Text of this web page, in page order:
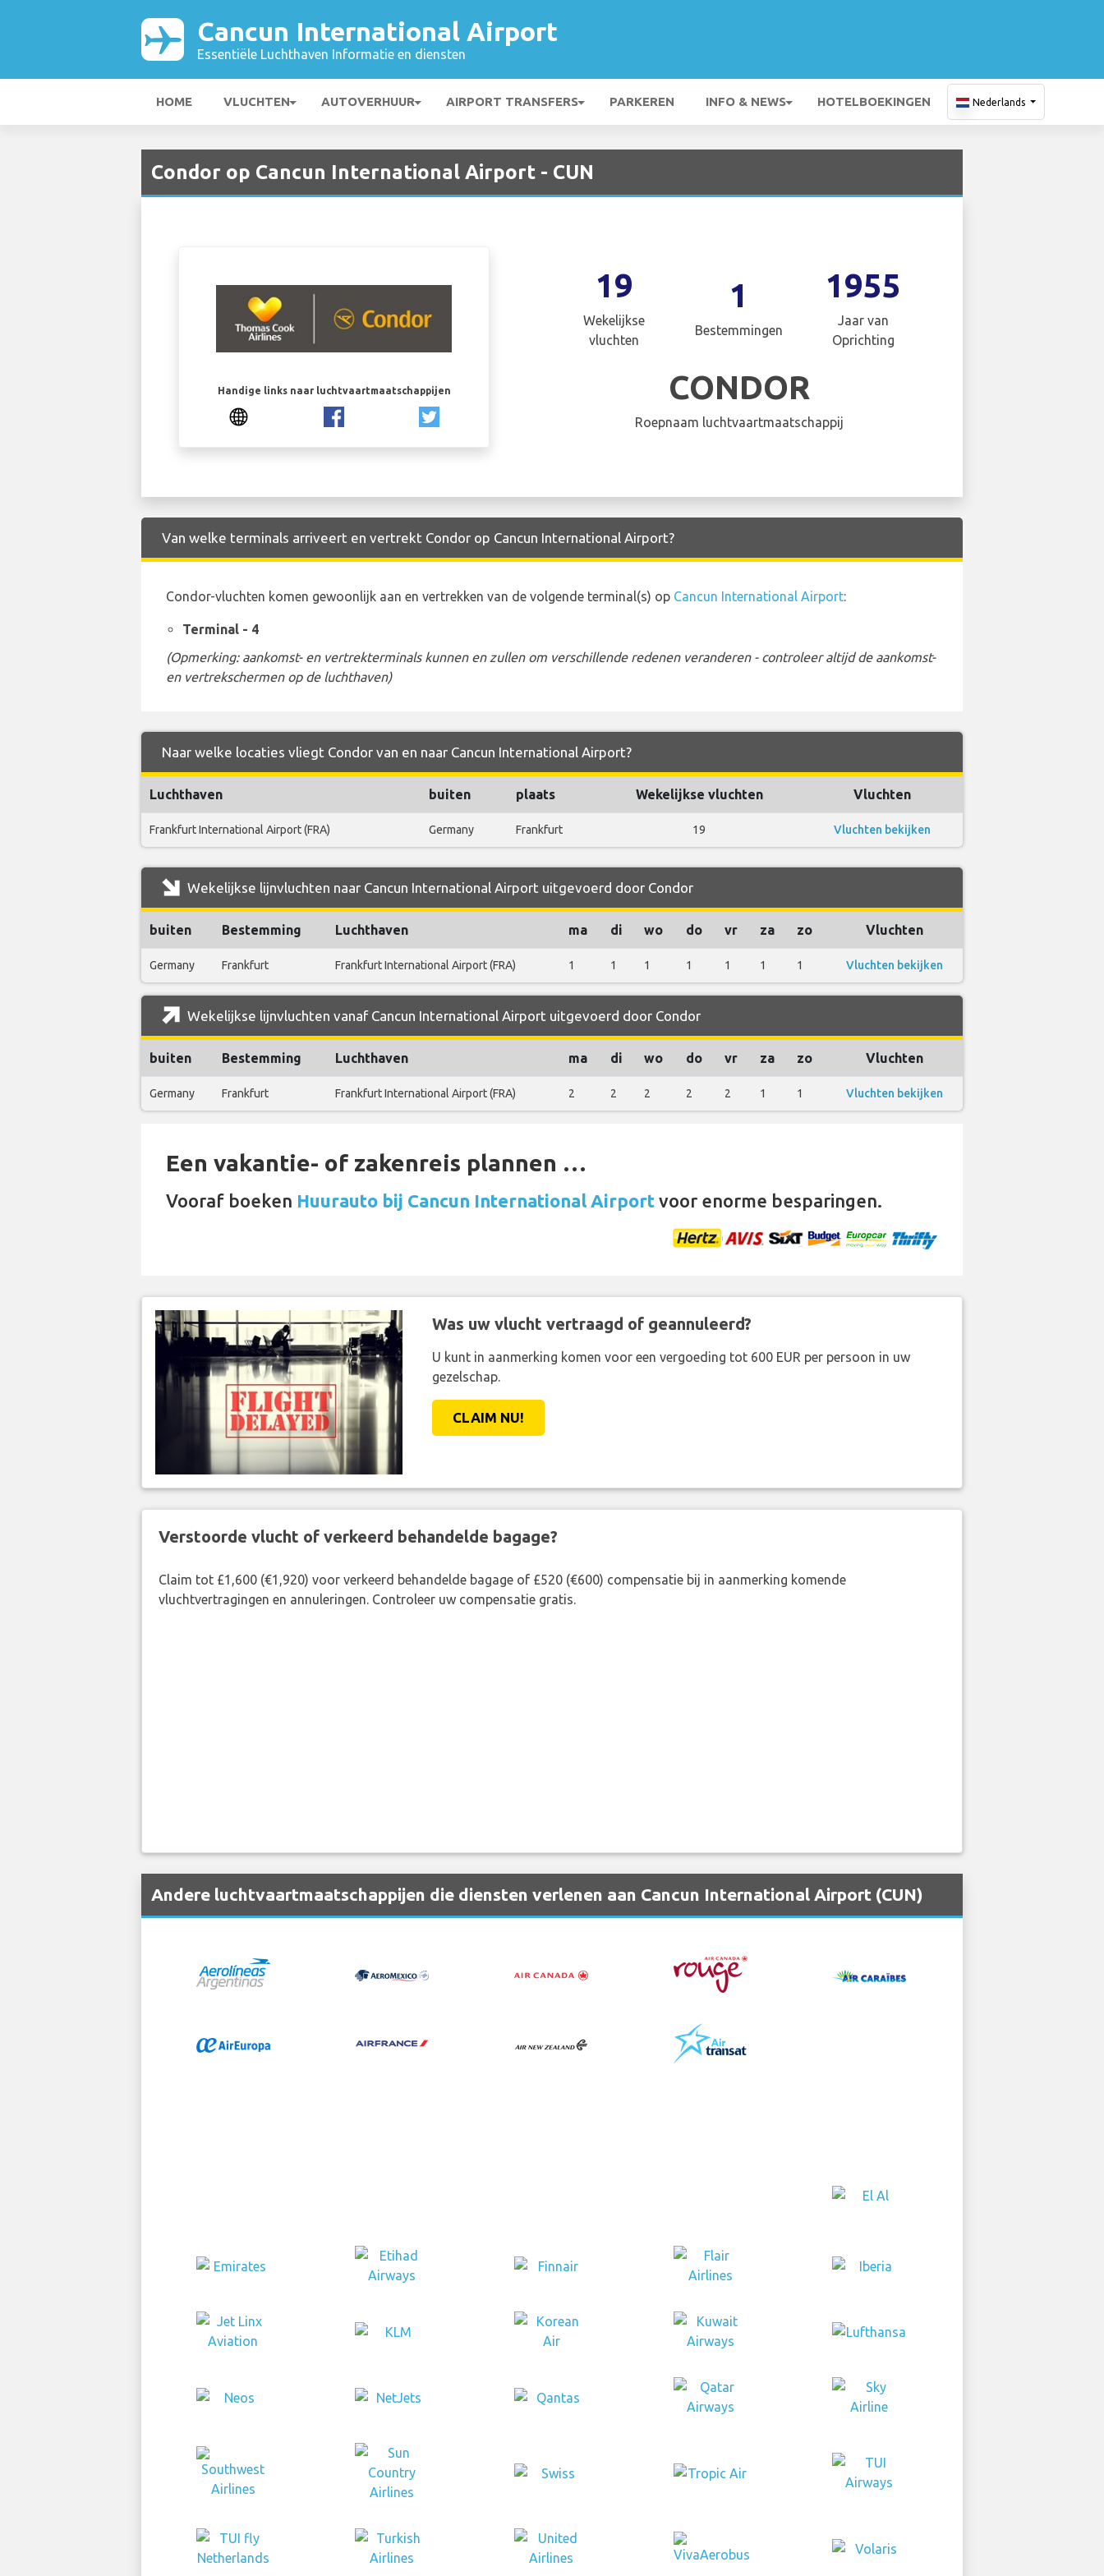
Cancun International Airport
Essentiële Luchthaven Informatie en diensten
HOME VLUCHTEN AUTOVERHUUR AIRPORT TRANSFERS PARKEREN INFO & NEWS HOTELBOEKINGEN Nederlands
Condor op Cancun International Airport - CUN
Handige links naar luchtvaartmaatschappijen
19
Wekelijkse
vluchten
1
Bestemmingen
1955
Jaar van
Oprichting
CONDOR
Roepnaam luchtvaartmaatschappij
Van welke terminals arriveert en vertrekt Condor op Cancun International Airport?
Condor-vluchten komen gewoonlijk aan en vertrekken van de volgende terminal(s) op Cancun International Airport:
Terminal - 4
(Opmerking: aankomst- en vertrekterminals kunnen en zullen om verschillende redenen veranderen - controleer altijd de aankomst-
en vertrekschermen op de luchthaven)
Naar welke locaties vliegt Condor van en naar Cancun International Airport?
Luchthaven buiten plaats Wekelijkse vluchten Vluchten
Frankfurt International Airport (FRA) Germany Frankfurt 19 Vluchten bekijken
Wekelijkse lijnvluchten naar Cancun International Airport uitgevoerd door Condor
buiten Bestemming Luchthaven ma di wo do vr za zo Vluchten
Germany Frankfurt Frankfurt International Airport (FRA) 1 1 1 1 1 1 1 Vluchten bekijken
Wekelijkse lijnvluchten vanaf Cancun International Airport uitgevoerd door Condor
buiten Bestemming Luchthaven ma di wo do vr za zo Vluchten
Germany Frankfurt Frankfurt International Airport (FRA) 2 2 2 2 2 1 1 Vluchten bekijken
Een vakantie- of zakenreis plannen …
Vooraf boeken Huurauto bij Cancun International Airport voor enorme besparingen.
Was uw vlucht vertraagd of geannuleerd?
U kunt in aanmerking komen voor een vergoeding tot 600 EUR per persoon in uw
gezelschap.
CLAIM NU!
Verstoorde vlucht of verkeerd behandelde bagage?
Claim tot £1,600 (€1,920) voor verkeerd behandelde bagage of £520 (€600) compensatie bij in aanmerking komende
vluchtvertragingen en annuleringen. Controleer uw compensatie gratis.
Andere luchtvaartmaatschappijen die diensten verlenen aan Cancun International Airport (CUN)